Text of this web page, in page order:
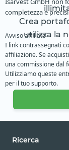
Crea
utilizza la
completezza e
Avviso affiliato
I link contrassegnati
affiliazione. Se
una commissione dal
Utilizziamo queste
per il tuo supporto.
Ricerca